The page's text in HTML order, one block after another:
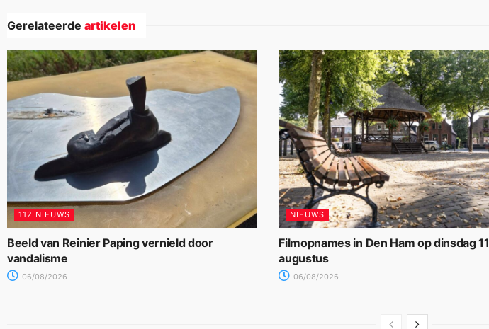
Gerelateerde artikelen
112 NIEUWS
Beeld van Reinier Paping vernield door
vandalisme
06/08/2026
NIEUWS
Filmopnames in Den Ham op dinsdag 11
augustus
06/08/2026